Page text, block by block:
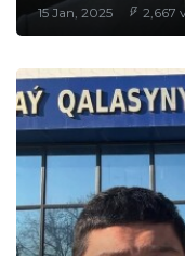
15 Jan, 2025 2,667